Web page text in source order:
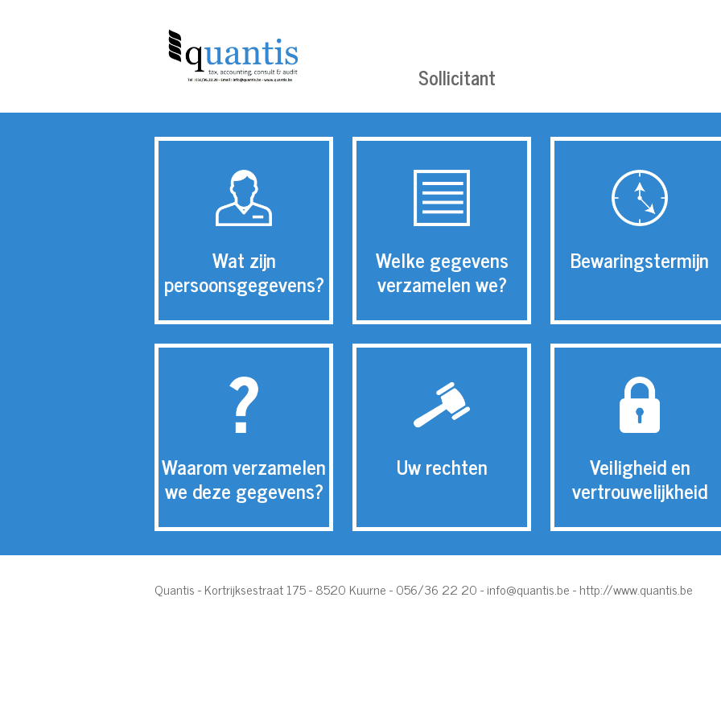
Sollicitant
Wat zijn
persoonsgegevens?
Welke gegevens
verzamelen we?
Bewaringstermijn
Waarom verzamelen
we deze gegevens?
Uw rechten Veiligheid en
vertrouwelijkheid
Quantis - Kortrijksestraat 175 - 8520 Kuurne - 056/36 22 20 -info@quantis.be-http://www.quantis.be